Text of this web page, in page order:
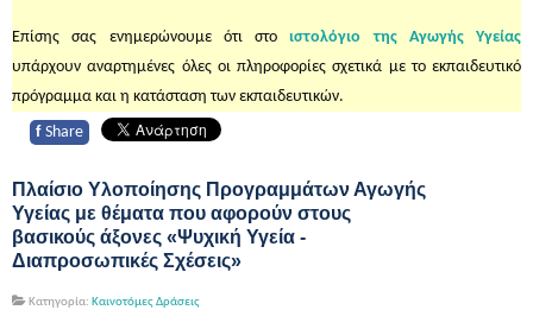
Επίσης σας ενημερώνουμε ότι στο
ιστολόγιο της Αγωγής Υγείας
υπάρχουν αναρτημένες όλες οι πληροφορίες σχετικά με το εκπαιδευτικό
πρόγραμμα και η κατάσταση των εκπαιδευτικών.
f Share
Πλαίσιο Υλοποίησης Προγραμμάτων Αγωγής
Υγείας με θέματα που αφορούν στους
βασικούς άξονες «Ψυχική Υγεία -
Διαπροσωπικές Σχέσεις»
Κατηγορία: Καινοτόμες Δράσεις